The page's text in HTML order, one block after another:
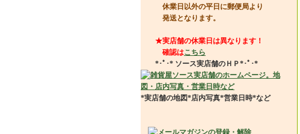
休業日以外の平日に郵便局より
発送となります。
★実店舗の休業日は異なります！
確認はこちら
*･ﾟ･* ソース実店舗のＨＰ*･ﾟ･*
*実店舗の地図*店内写真*営業日時*など